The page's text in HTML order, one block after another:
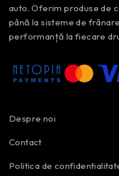
auto. Oferim produse de
până la sisteme de
performanță la fiecare
Despre noi
Contact
Politica de